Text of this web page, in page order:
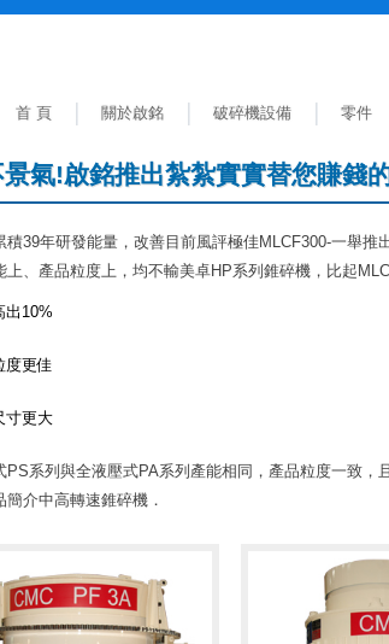
首 頁 關於啟銘 破碎機設備 零件
氣!啟銘推出紮紮實實替您賺錢
積39年研發能量，改善目前風評極佳MLCF300-一舉
上、產品粒度上，均不輸美卓HP系列錐碎機，比起
出10%
度更佳
寸更大
PS系列與全液壓式PA系列產能相同，產品粒度一致，
簡介中高轉速錐碎機．